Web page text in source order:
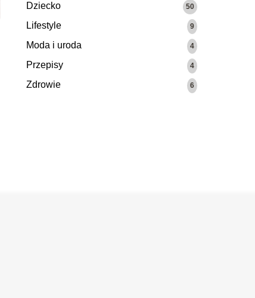
Dziecko 50
Lifestyle 9
Moda i uroda 4
Przepisy 4
Zdrowie 6